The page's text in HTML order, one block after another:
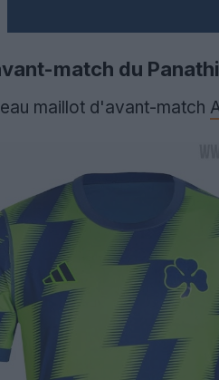
match du
maillot d'avant-match